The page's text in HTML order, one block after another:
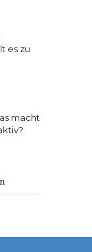
es zu
macht